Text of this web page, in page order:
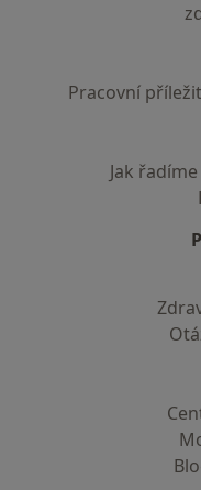
Pracovní
Jak